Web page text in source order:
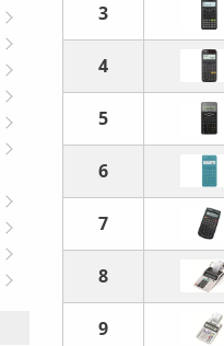
3
4
5
6
7
8
9